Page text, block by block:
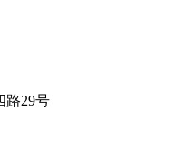
路29号